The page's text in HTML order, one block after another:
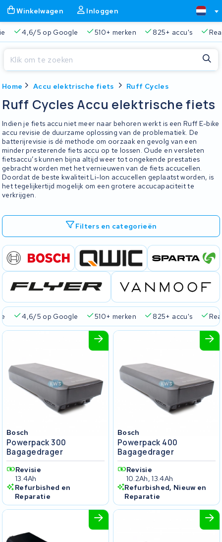
Winkelwagen Inloggen
4,6/5 op Google 510+ merken 825+ accu's
Home Accu elektrische fiets Ruff Cycles
Ruff Cycles Accu elektrische fiets
Indien je fiets accu niet meer naar behoren werkt is een Ruff E-bike
accu revisie de duurzame oplossing van de problematiek. De
batterijrevisie is dé methode om oorzaak en gevolg van een
minder presterende fiets accu op te lossen. Oude en versleten
fietsaccu’s kunnen bijna altijd weer tot ongekende prestaties
gebracht worden met het vernieuwen van de fiets accucellen.
Doordat de beste kwaliteit Li-Ion accucellen geplaatst worden, is
het tegelijkertijd mogelijk om een grotere accucapaciteit te
verkrijgen.
Filters en categorieën
4,6/5 op Google 510+ merken 825+ accu's
Bosch
Powerpack 300
Bagagedrager
Revisie
13.4Ah
Refurbished en
Reparatie
Bosch
Powerpack 400
Bagagedrager
Revisie
10.2Ah, 13.4Ah
Refurbished, Nieuw en
Reparatie
Je winkelwagen is leeg.
Gratis verzending en ophaalservice 45.000+ accu's
Sluiten
Begin te typen in de zoekbalk om te zoeken